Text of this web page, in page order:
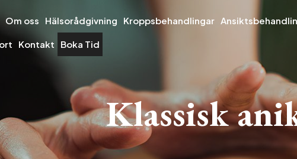
Om oss Hälsorådgivning Kroppsbehandlingar
Kontakt Boka Tid
Klassisk